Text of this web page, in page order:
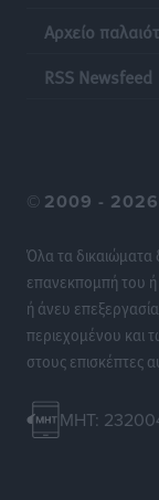
Αρχείο
RSS Newsfeed
© 2009 - 2026
Όλα τα
επανεκπομπή του
ή άνευ
περιεχομένου και
στους επισκέπτες
MHT: